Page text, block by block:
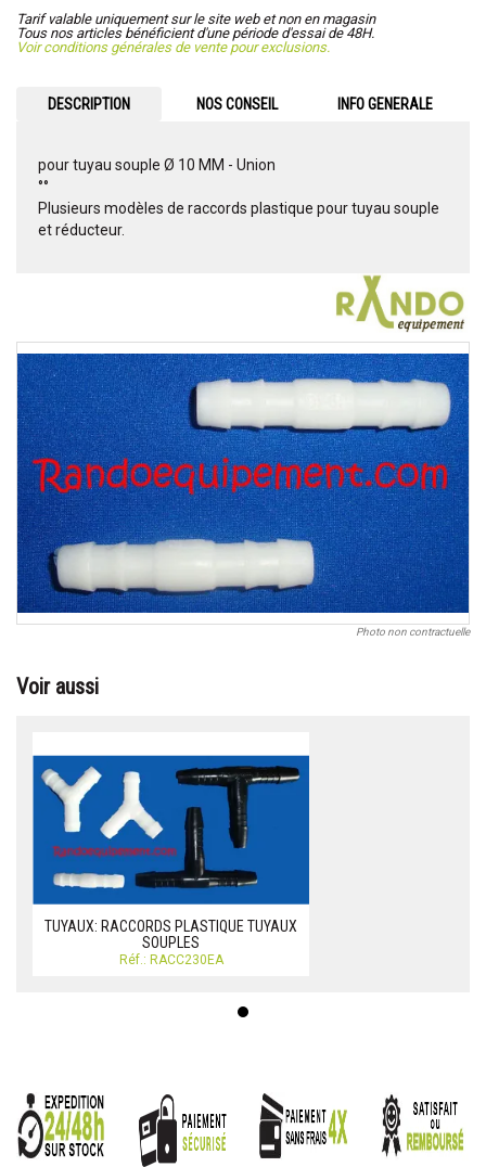
Tarif valable uniquement sur le site web et non en magasin
Tous nos articles bénéficient d'une période d'essai de 48H.
Voir conditions générales de vente pour exclusions.
DESCRIPTION NOS CONSEIL INFO GENERALE
pour tuyau souple Ø 10 MM - Union
°°
Plusieurs modèles de raccords plastique pour tuyau souple
et réducteur.
Photo non contractuelle
Voir aussi
TUYAUX: RACCORDS PLASTIQUE TUYAUX
SOUPLES
Réf.: RACC230EA